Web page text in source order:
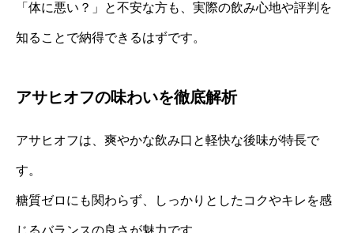
「体に悪い？」と不安な方も、実際の飲み心地や評判を
知ることで納得できるはずです。
アサヒオフの味わいを徹底解析
アサヒオフは、爽やかな飲み口と軽快な後味が特長で
す。
糖質ゼロにも関わらず、しっかりとしたコクやキレを感